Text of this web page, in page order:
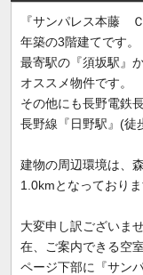
『サンパレス本藤
年築の3階建てです。
最寄駅の『須坂駅』
オススメ物件です。
その他にも長野電鉄
長野線『日野駅』(徒
建物の周辺環境は、
1.0kmとなっておりま
大変申し訳ございま
在、ご案内できる空
ページ下部に『サン